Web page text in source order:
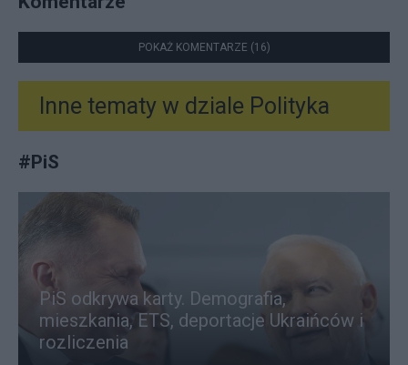
POKAŻ KOMENTARZE (16)
Inne tematy w dziale Polityka
#PiS
PiS odkrywa karty. Demografia,
mieszkania, ETS, deportacje Ukraińców i
rozliczenia